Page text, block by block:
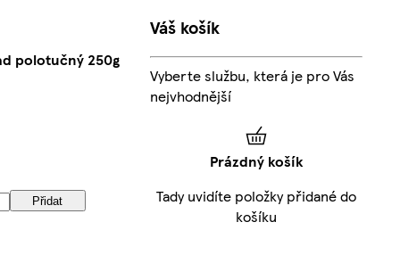
polotučný 250g
Přidat
Váš košík
Vyberte službu, která je pro Vás
nejvhodnější
Prázdný košík
Tady uvidíte položky přidané do
košíku